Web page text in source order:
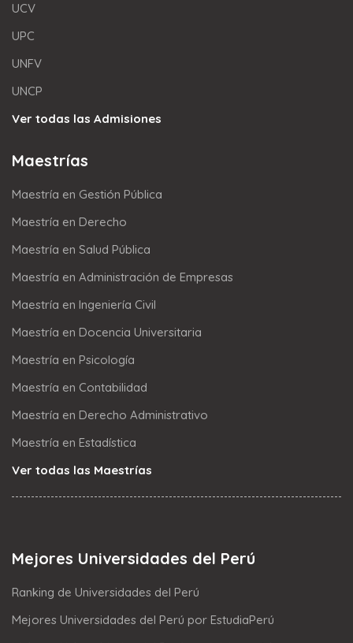
UCV
UPC
UNFV
UNCP
Ver todas las Admisiones
Maestrías
Maestría en Gestión Pública
Maestría en Derecho
Maestría en Salud Pública
Maestría en Administración de Empresas
Maestría en Ingeniería Civil
Maestría en Docencia Universitaria
Maestría en Psicología
Maestría en Contabilidad
Maestría en Derecho Administrativo
Maestría en Estadística
Ver todas las Maestrías
Mejores Universidades del Perú
Ranking de Universidades del Perú
Mejores Universidades del Perú por EstudiaPerú